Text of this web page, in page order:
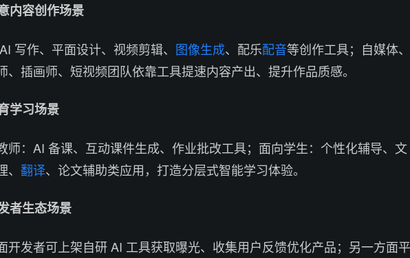
内容创作场景
写作、平面设计、视频剪辑、 图像生成、配乐配音等创作工具；自媒体、
、插画师、短视频团队依靠工具提速内容产出、提升作品质感。
学习场景
师：AI 备课、互动课件生成、作业批改工具；面向学生：个性化辅导、文
翻译、论文辅助类应用，打造分层式智能学习体验。
者生态场景
开发者可上架自研 AI 工具获取曝光、收集用户反馈优化产品；另一方面平